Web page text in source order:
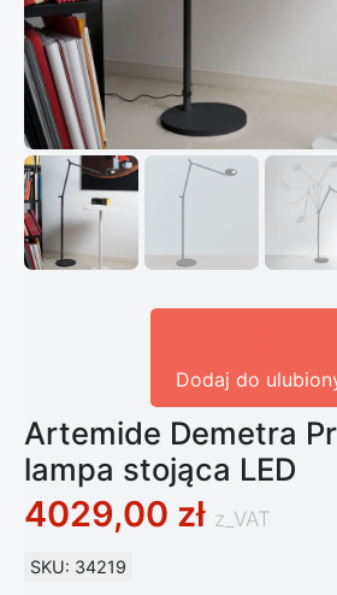
Dodaj do
Artemide Demetra
lampa stojąca LED
4029,00 zł z_VAT
SKU: 34219